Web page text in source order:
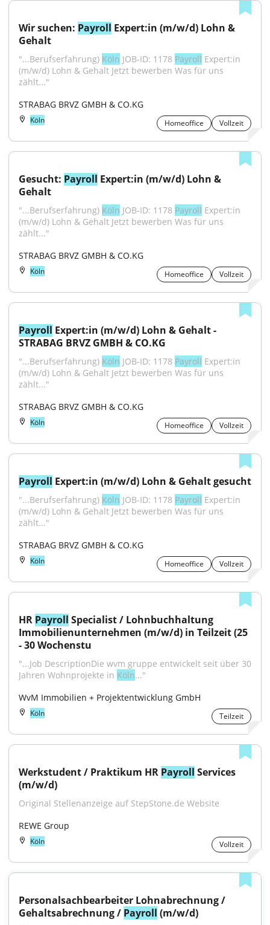
Wir suchen: Payroll Expert:in (m/w/d) Lohn &
Gehalt
"...Berufserfahrung) Köln JOB-ID: 1178 Payroll Expert:in
(m/w/d) Lohn & Gehalt Jetzt bewerben Was für uns
zählt..."
STRABAG BRVZ GMBH & CO.KG
Köln Homeoffice Vollzeit
Gesucht: Payroll Expert:in (m/w/d) Lohn &
Gehalt
"...Berufserfahrung) Köln JOB-ID: 1178 Payroll Expert:in
(m/w/d) Lohn & Gehalt Jetzt bewerben Was für uns
zählt..."
STRABAG BRVZ GMBH & CO.KG
Köln Homeoffice Vollzeit
Payroll Expert:in (m/w/d) Lohn & Gehalt -
STRABAG BRVZ GMBH & CO.KG
"...Berufserfahrung) Köln JOB-ID: 1178 Payroll Expert:in
(m/w/d) Lohn & Gehalt Jetzt bewerben Was für uns
zählt..."
STRABAG BRVZ GMBH & CO.KG
Köln Homeoffice Vollzeit
Payroll Expert:in (m/w/d) Lohn & Gehalt gesucht
"...Berufserfahrung) Köln JOB-ID: 1178 Payroll Expert:in
(m/w/d) Lohn & Gehalt Jetzt bewerben Was für uns
zählt..."
STRABAG BRVZ GMBH & CO.KG
Köln Homeoffice Vollzeit
HR Payroll Specialist / Lohnbuchhaltung
Immobilienunternehmen (m/w/d) in Teilzeit (25
- 30 Wochenstu
"...Job DescriptionDie wvm gruppe entwickelt seit über 30
Jahren Wohnprojekte in Köln..."
WvM Immobilien + Projektentwicklung GmbH
Köln Teilzeit
Werkstudent / Praktikum HR Payroll Services
(m/w/d)
Original Stellenanzeige auf StepStone.de Website
REWE Group
Köln Vollzeit
Personalsachbearbeiter Lohnabrechnung /
Gehaltsabrechnung / Payroll (m/w/d)